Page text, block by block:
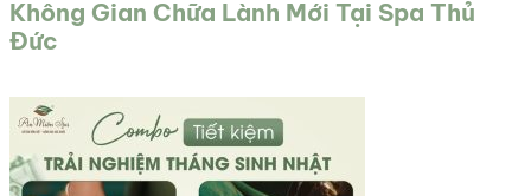
Không Gian Chữa Lành Mới Tại Spa Thủ
Đức